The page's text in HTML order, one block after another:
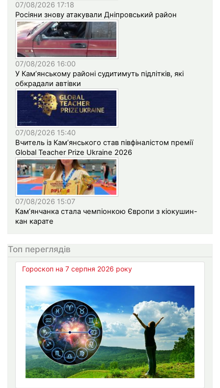
07/08/2026 17:18
Росіяни знову атакували Дніпровський район
07/08/2026 16:00
У Кам’янському районі судитимуть підлітків, які
обкрадали автівки
07/08/2026 15:40
Вчитель із Кам’янського став півфіналістом премії
Global Teacher Prize Ukraine 2026
07/08/2026 15:07
Кам’янчанка стала чемпіонкою Європи з кіокушин-
кан карате
Топ переглядів
Гороскоп на 7 серпня 2026 року